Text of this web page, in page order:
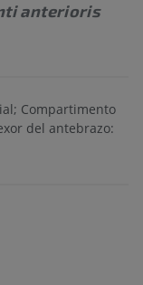
anterioris
Compartimento
del antebrazo: